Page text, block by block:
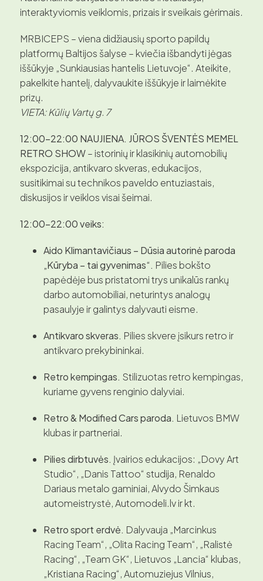
interaktyviomis veiklomis, prizais ir sveikais gėrimais.
MRBICEPS – viena didžiausių sporto papildų
platformų Baltijos šalyse – kviečia išbandyti jėgas
iššūkyje „Sunkiausias hantelis Lietuvoje“. Ateikite,
pakelkite hantelį, dalyvaukite iššūkyje ir laimėkite
prizų.
VIETA: Kūlių Vartų g. 7
12:00–22:00 NAUJIENA. JŪROS ŠVENTĖS MEMEL
RETRO SHOW– istorinių ir klasikinių automobilių
ekspozicija, antikvaro skveras, edukacijos,
susitikimai su technikos paveldo entuziastais,
diskusijos ir veiklos visai šeimai.
12:00–22:00 veiks:
Aido Klimantavičiaus – Dūsia autorinė paroda
„Kūryba – tai gyvenimas“. Pilies bokšto
papėdėje bus pristatomi trys unikalūs rankų
darbo automobiliai, neturintys analogų
pasaulyje ir galintys dalyvauti eisme.
Antikvaro skveras. Pilies skvere įsikurs retro ir
antikvaro prekybininkai.
Retro kempingas. Stilizuotas retro kempingas,
kuriame gyvens renginio dalyviai.
Retro & Modified Cars paroda. Lietuvos BMW
klubas ir partneriai.
Pilies dirbtuvės. Įvairios edukacijos: „Dovy Art
Studio“, „Danis Tattoo“ studija, Renaldo
Dariaus metalo gaminiai, Alvydo Šimkaus
automeistrystė, Automodeli.lv ir kt.
Retro sport erdvė. Dalyvauja „Marcinkus
Racing Team“, „Olita Racing Team“, „Ralistė
Racing“, „Team GK“, Lietuvos „Lancia“ klubas,
„Kristiana Racing“, Automuziejus Vilnius,